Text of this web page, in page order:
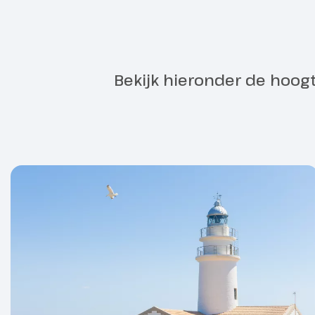
Bekijk hieronder de
Dag 2
Vrije dag
Een vrije
dorpje.
Je kunt
naar Palma
In de
o.l.v. een
Belver met
van Palma.
Ook bezoek
informatie